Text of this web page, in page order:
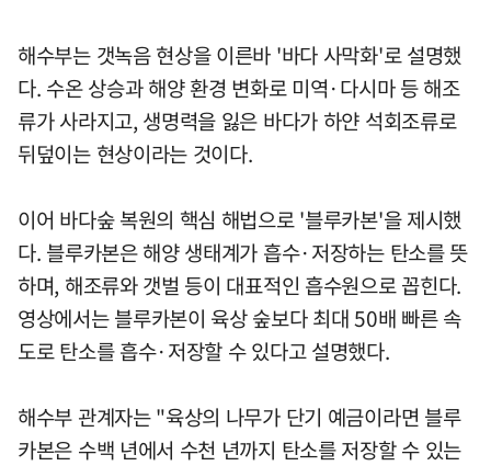
해수부는 갯녹음 현상을 이른바 '바다 사막화'로 설명했
다. 수온 상승과 해양 환경 변화로 미역·다시마 등 해조
류가 사라지고, 생명력을 잃은 바다가 하얀 석회조류로
뒤덮이는 현상이라는 것이다.
이어 바다숲 복원의 핵심 해법으로 '블루카본'을 제시했
다. 블루카본은 해양 생태계가 흡수·저장하는 탄소를 뜻
하며, 해조류와 갯벌 등이 대표적인 흡수원으로 꼽힌다.
영상에서는 블루카본이 육상 숲보다 최대 50배 빠른 속
도로 탄소를 흡수·저장할 수 있다고 설명했다.
해수부 관계자는 "육상의 나무가 단기 예금이라면 블루
카본은 수백 년에서 수천 년까지 탄소를 저장할 수 있는